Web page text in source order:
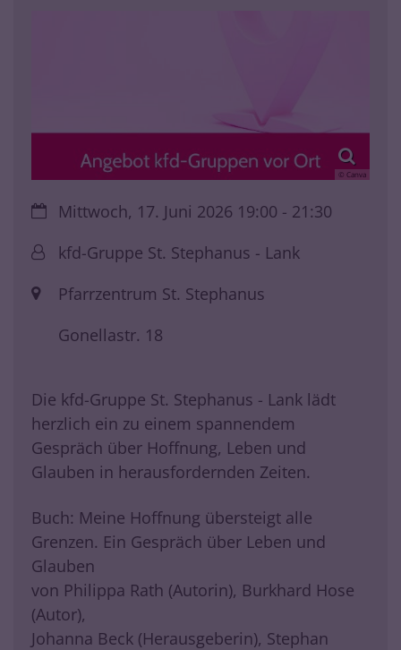
© Canva
Datum:Mittwoch, 17. Juni 2026 19:00 - 21:30
Von:kfd-Gruppe St. Stephanus - Lank
Ort: Pfarrzentrum St. Stephanus
Gonellastr. 18
Die kfd-Gruppe St. Stephanus - Lank lädt
herzlich ein zu einem spannendem
Gespräch über Hoffnung, Leben und
Glauben in herausfordernden Zeiten.
Buch: Meine Hoffnung übersteigt alle
Grenzen. Ein Gespräch über Leben und
Glauben
von Philippa Rath (Autorin), Burkhard Hose
(Autor),
Johanna Beck (Herausgeberin), Stephan